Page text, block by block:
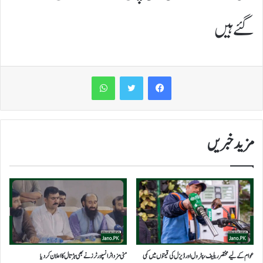
گئےہیں
WhatsApp
مزید خبریں
عوام کے لیے مختصر ریلیف، پٹرول اور ڈیزل کی قیمتوں میں کمی منی مزداٹرانسپورٹرز نے بھی ہڑتال کااعلان کردیا